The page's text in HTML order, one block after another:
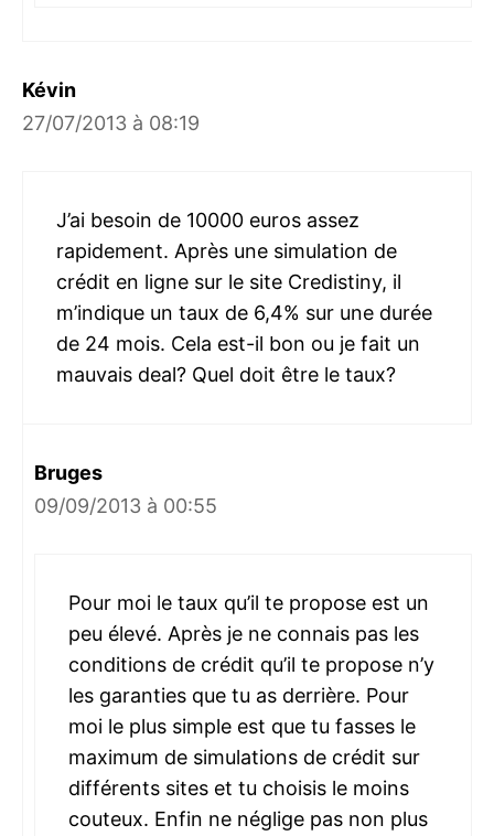
Kévin
27/07/2013 à 08:19
J’ai besoin de 10000 euros assez
rapidement. Après une simulation de
crédit en ligne sur le site Credistiny, il
m’indique un taux de 6,4% sur une durée
de 24 mois. Cela est-il bon ou je fait un
mauvais deal? Quel doit être le taux?
Bruges
09/09/2013 à 00:55
Pour moi le taux qu’il te propose est un
peu élevé. Après je ne connais pas les
conditions de crédit qu’il te propose n’y
les garanties que tu as derrière. Pour
moi le plus simple est que tu fasses le
maximum de simulations de crédit sur
différents sites et tu choisis le moins
couteux. Enfin ne néglige pas non plus